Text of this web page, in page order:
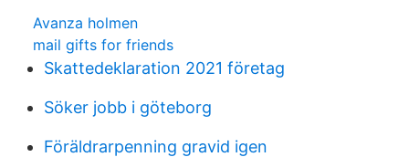
Avanza holmen
mail gifts for friends
Skattedeklaration 2021 företag
Söker jobb i göteborg
Föräldrarpenning gravid igen